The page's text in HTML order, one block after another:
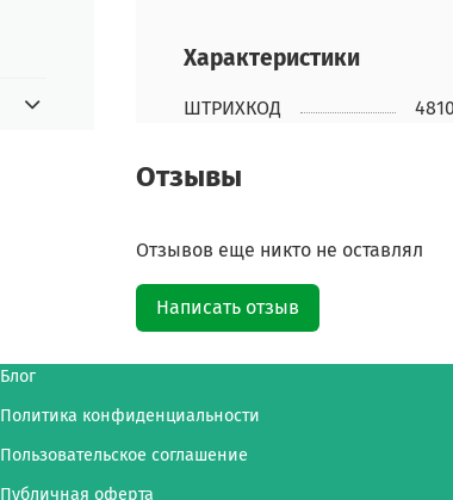
Характеристики
ШТРИХКОД
Отзывы
Отзывов еще никто не оставлял
Написать отзыв
Блог
Политика конфиденциальности
Пользовательское соглашение
Публичная оферта